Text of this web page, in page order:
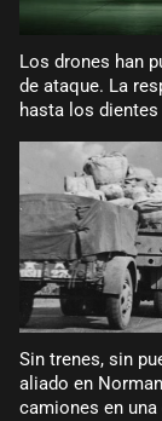
Los drones han
de ataque. La
hasta los dientes
Sin trenes, sin
aliado en
camiones en